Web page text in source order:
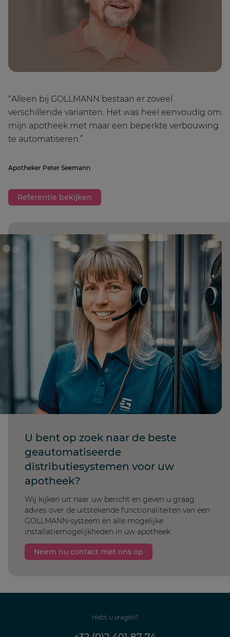
“Alleen bij GOLLMANN bestaan er zoveel
verschillende varianten. Het was heel eenvoudig om
mijn apotheek met maar een beperkte verbouwing
te automatiseren.”
Apotheker Peter Seemann
Referentie bekijken
U bent op zoek naar de beste
geautomatiseerde
distributiesystemen voor uw
apotheek?
Wij kijken uit naar uw bericht en geven u graag
advies over de uitstekende functionaliteiten van een
GOLLMANN-systeem en alle mogelijke
installatiemogelijkheden in uw apotheek.
Neem nu contact met ons op
Hebt u vragen?